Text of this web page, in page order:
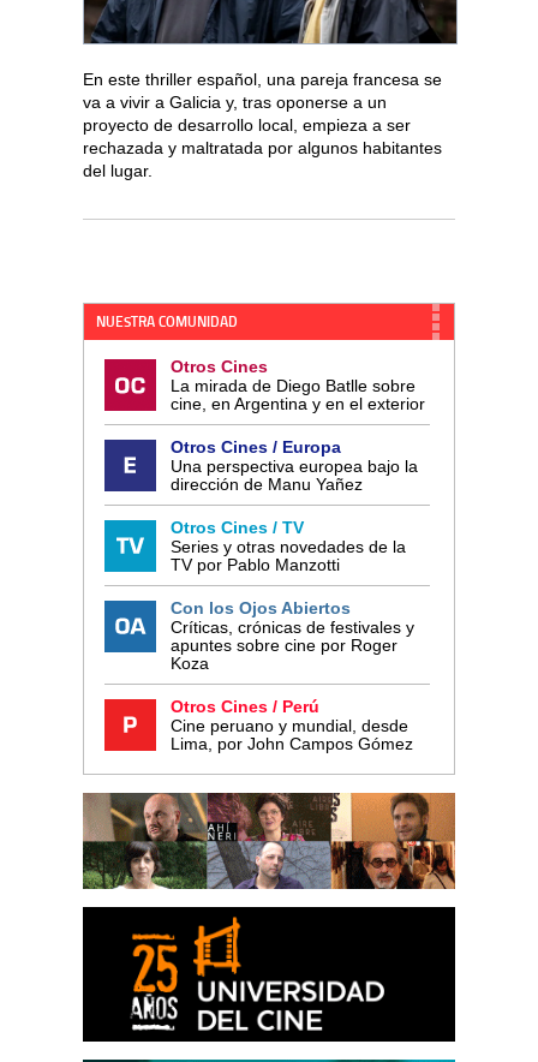
En este thriller español, una pareja francesa se
va a vivir a Galicia y, tras oponerse a un
proyecto de desarrollo local, empieza a ser
rechazada y maltratada por algunos habitantes
del lugar.
NUESTRA COMUNIDAD
Otros Cines
La mirada de Diego Batlle sobre
cine, en Argentina y en el exterior
Otros Cines / Europa
Una perspectiva europea bajo la
dirección de Manu Yañez
Otros Cines / TV
Series y otras novedades de la
TV por Pablo Manzotti
Con los Ojos Abiertos
Críticas, crónicas de festivales y
apuntes sobre cine por Roger
Koza
Otros Cines / Perú
Cine peruano y mundial, desde
Lima, por John Campos Gómez